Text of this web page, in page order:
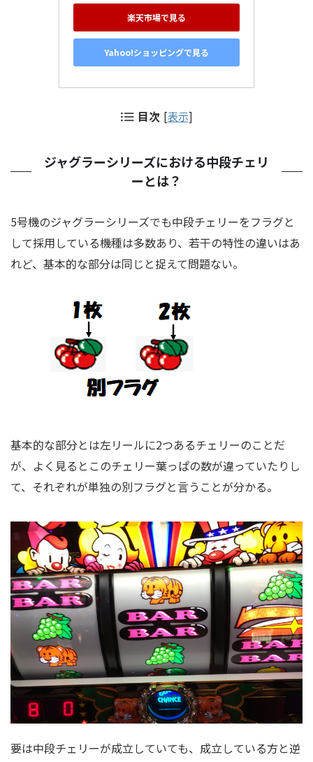
楽天市場で見る
Yahoo!ショッピングで見る
目次 [表示]
ジャグラーシリーズにおける中段チェリ
ーとは？
5号機のジャグラーシリーズでも中段チェリーをフラグと
して採用している機種は多数あり、若干の特性の違いはあ
れど、基本的な部分は同じと捉えて問題ない。
基本的な部分とは左リールに2つあるチェリーのことだ
が、よく見るとこのチェリー葉っぱの数が違っていたりし
て、それぞれが単独の別フラグと言うことが分かる。
要は中段チェリーが成立していても、成立している方と逆